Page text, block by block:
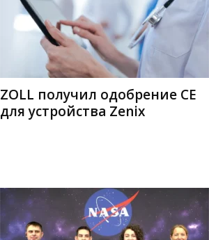
ZOLL получил одобрение CE
для устройства Zenix